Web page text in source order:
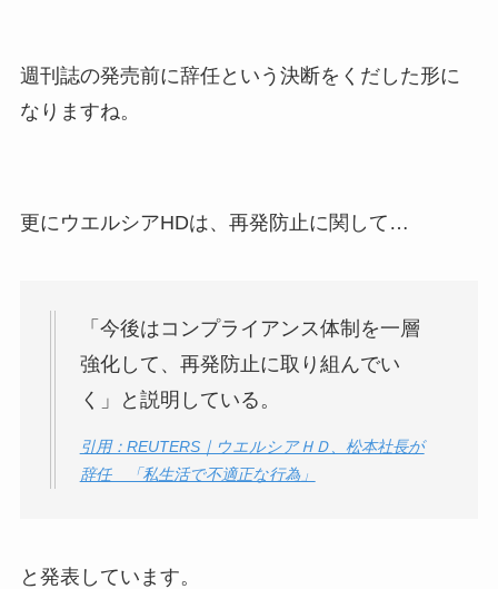
週刊誌の発売前に辞任という決断をくだした形に
なりますね。
更にウエルシアHDは、再発防止に関して…
「今後はコンプライアンス体制を一層
強化して、再発防止に取り組んでい
く」と説明している。
引用：REUTERS｜ウエルシアＨＤ、松本社長が
辞任 「私生活で不適正な行為」
と発表しています。